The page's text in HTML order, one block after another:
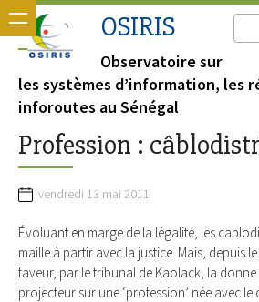
OSIRIS
Observatoire sur
les systèmes d’information, les
inforoutes au Sénégal
Profession :
vendredi 13 mai 2011
Évoluant en marge de la légalité, les
maille à partir avec la justice. Mais, depuis
faveur, par le tribunal de Kaolack, la
projecteur sur une ‘profession’ née avec le